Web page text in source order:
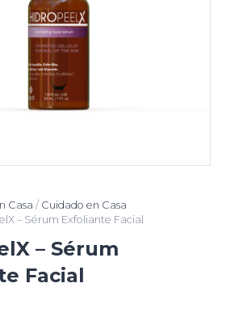
Casa / Cuidado en Casa
– Sérum Exfoliante Facial
– Sérum
Facial